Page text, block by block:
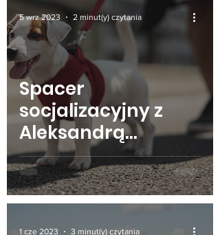
Spacer
socjalizacyjny z
Aleksandrą
Zawadzką-Glinką
5 wrz 2023 2 minut(y) czytania
1 cze 2023 3 minut(y) czytania